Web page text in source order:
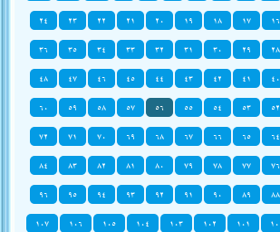
١٦ ١٧ ١٨ ١٩ ٢٠ ٢١ ٢٢ ٢٣
٢٤
٢٨ ٢٩ ٣٠ ٣١ ٣٢ ٣٣ ٣٤ ٣٥
٣٦
٤٠ ٤١ ٤٢ ٤٣ ٤٤ ٤٥ ٤٦ ٤٧
٤٨
٥٢ ٥٣ ٥٤ ٥٥ ٥٦ ٥٧ ٥٨ ٥٩
٦٠
٦٤ ٦٥ ٦٦ ٦٧ ٦٨ ٦٩ ٧٠ ٧١
٧٢
٧٦ ٧٧ ٧٨ ٧٩ ٨٠ ٨١ ٨٢ ٨٣
٨٤
٨٨ ٨٩ ٩٠ ٩١ ٩٢ ٩٣ ٩٤ ٩٥
٩٦
١٠١ ١٠٢ ١٠٣ ١٠٤ ١٠٥ ١٠٦
١٠٧